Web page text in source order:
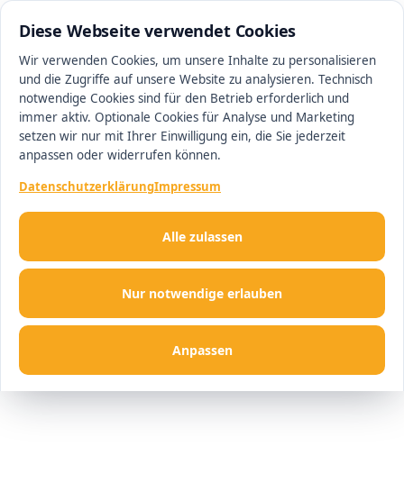
Diese Webseite verwendet Cookies
Wir verwenden Cookies, um unsere Inhalte zu personalisieren
und die Zugriffe auf unsere Website zu analysieren. Technisch
notwendige Cookies sind für den Betrieb erforderlich und
immer aktiv. Optionale Cookies für Analyse und Marketing
setzen wir nur mit Ihrer Einwilligung ein, die Sie jederzeit
anpassen oder widerrufen können.
DatenschutzerklärungImpressum
Nur notwendige erlauben
Anpassen
Alle zulassen